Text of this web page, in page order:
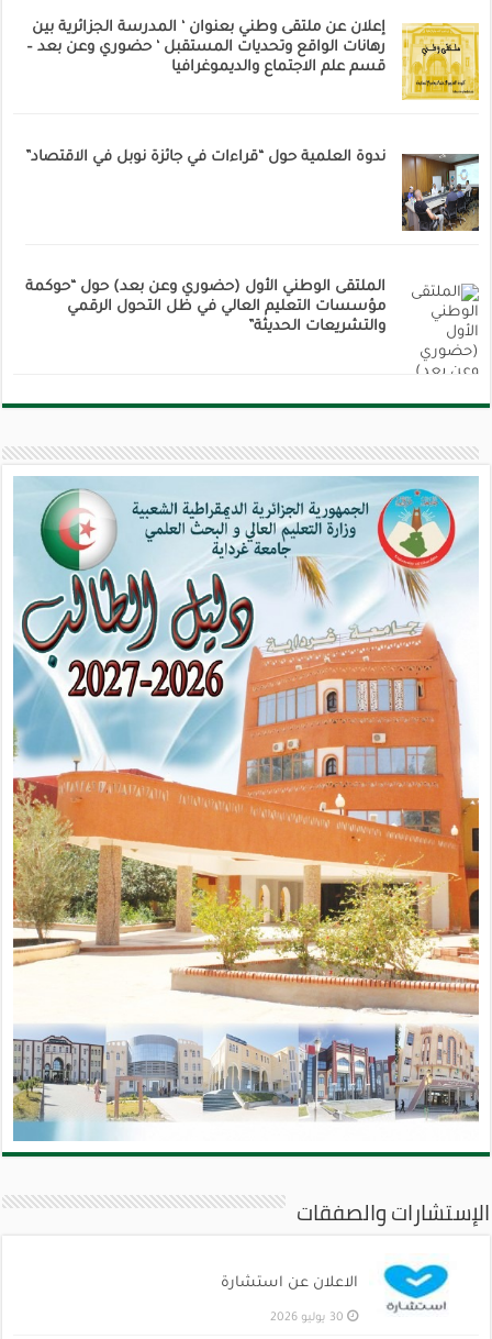
إعلان عن ملتقى وطني بعنوان ‘ المدرسة الجزائرية بين
رهانات الواقع وتحديات المستقبل ‘ حضوري وعن بعد –
قسم علم الاجتماع والديموغرافيا
ندوة العلمية حول “قراءات في جائزة نوبل في الاقتصاد”
الملتقى الوطني الأول (حضوري وعن بعد) حول “حوكمة
مؤسسات التعليم العالي في ظل التحول الرقمي
والتشريعات الحديثة”
الإستشارات والصفقات
الاعلان عن استشارة
30 يوليو 2026